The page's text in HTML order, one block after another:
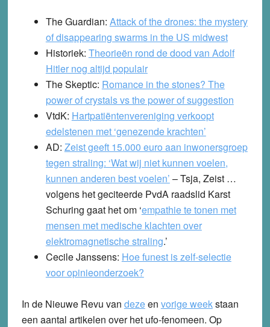
The Guardian: Attack of the drones: the mystery
of disappearing swarms in the US midwest
Historiek: Theorieën rond de dood van Adolf
Hitler nog altijd populair
The Skeptic: Romance in the stones? The
power of crystals vs the power of suggestion
VtdK: Hartpatiëntenvereniging verkoopt
edelstenen met ‘genezende krachten’
AD: Zeist geeft 15.000 euro aan inwonersgroep
tegen straling: ‘Wat wij niet kunnen voelen,
kunnen anderen best voelen’ – Tsja, Zeist …
volgens het geciteerde PvdA raadslid Karst
Schuring gaat het om ‘empathie te tonen met
mensen met medische klachten over
elektromagnetische straling.’
Cecile Janssens: Hoe funest is zelf-selectie
voor opinieonderzoek?
In de Nieuwe Revu van dezeen vorige weekstaan
een aantal artikelen over het ufo-fenomeen. Op